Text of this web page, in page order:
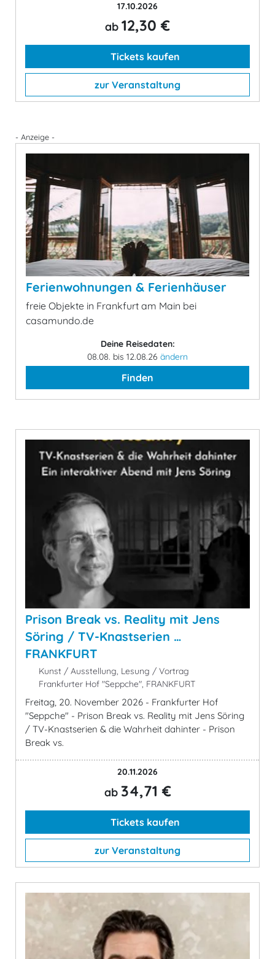
17.10.2026
ab 12,30 €
Tickets kaufen
zur Veranstaltung
- Anzeige -
Ferienwohnungen & Ferienhäuser
freie Objekte in Frankfurt am Main bei
casamundo.de
Deine Reisedaten:
08.08. bis 12.08.26 ändern
Finden
Prison Break vs. Reality mit Jens
Söring / TV-Knastserien …
FRANKFURT
Kunst / Ausstellung, Lesung / Vortrag
Frankfurter Hof "Seppche", FRANKFURT
Freitag, 20. November 2026 - Frankfurter Hof
"Seppche" - Prison Break vs. Reality mit Jens Söring
/ TV-Knastserien & die Wahrheit dahinter - Prison
Break vs.
20.11.2026
ab 34,71 €
Tickets kaufen
zur Veranstaltung